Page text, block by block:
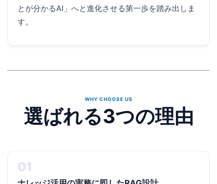
とが分かるAI」へと進化させる第一歩を踏み出しま
す。
WHY CHOOSE US
選ばれる3つの理由
01